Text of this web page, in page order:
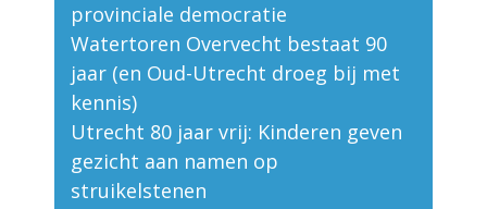
provinciale democratie
Watertoren Overvecht bestaat 90
jaar (en Oud-Utrecht droeg bij met
kennis)
Utrecht 80 jaar vrij: Kinderen geven
gezicht aan namen op
struikelstenen